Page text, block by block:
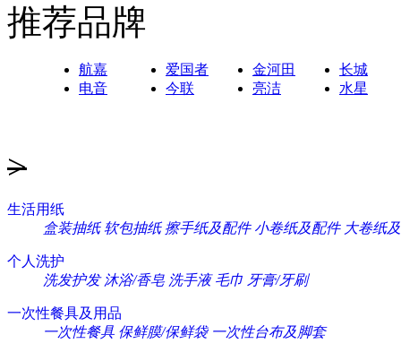
推荐品牌
航嘉 爱国者 金河田
长城
电音
今联 亮洁 水星
>
生活用纸
盒装抽纸 软包抽纸 擦手纸及配件 小卷纸及配件 大卷纸
个人洗护
洗发护发 沐浴/香皂 洗手液 毛巾 牙膏/牙刷
一次性餐具及用品
一次性餐具 保鲜膜/保鲜袋 一次性台布及脚套